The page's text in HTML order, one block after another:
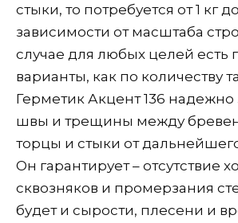
стыки, то потребуется от 1 кг
зависимости от масштаба
случае для любых целей есть
варианты, как по количеству
Герметик Акцент 136 надежно
швы и трещины между
торцы и стыки от
Он гарантирует – отсутствие
сквозняков и промерзания
будет и сырости, плесени и